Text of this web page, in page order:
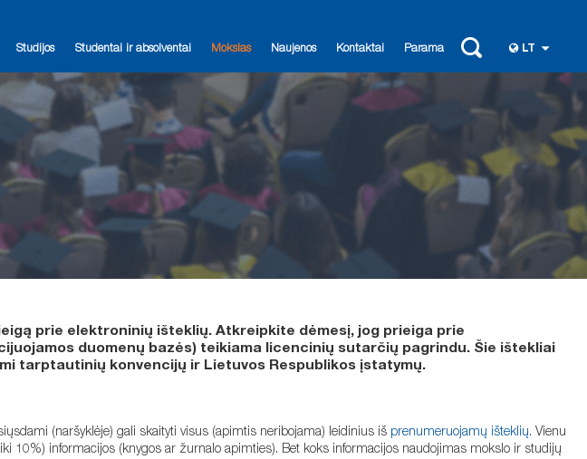
Studijos Studentai ir absolventai Mokslas Naujenos Kontaktai Parama LT
prie elektroninių išteklių. Atkreipkite dėmesį, jog prieiga prie
duomenų bazės) teikiama licencinių sutarčių pagrindu. Šie ištekliai
tarptautinių konvencijų ir Lietuvos Respublikos įstatymų.
(naršyklėje) gali skaityti visus (apimtis neribojama) leidinius iš prenumeruojamų išteklių. Vienu
10%) informacijos (knygos ar žurnalo apimties). Bet koks informacijos naudojimas mokslo ir studijų